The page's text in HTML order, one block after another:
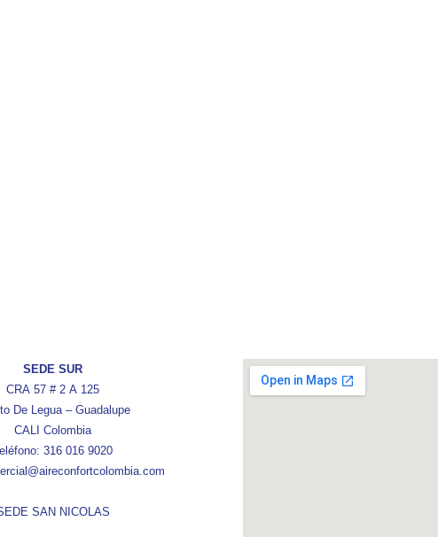
SEDE SUR
CRA 57 # 2 A 125
De Legua – Guadalupe
CALI Colombia
316 016 9020
SAN NICOLAS